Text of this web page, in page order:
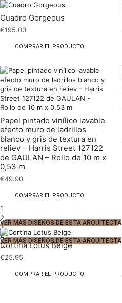
Cuadro Gorgeous
€195.00
COMPRAR EL PRODUCTO
Papel pintado vinílico lavable
efecto muro de ladrillos
blanco y gris de textura en
reliev – Harris Street 127122
de GAULAN – Rollo de 10 m x
0,53 m
€49.90
COMPRAR EL PRODUCTO
1
2
3
4
VER MÁS DISEÑOS DE ESTA ARQUITECTA
VER MÁS DISEÑOS DE ESTA ARQUITECTA
Cortina Lotus Beige
€25.95
COMPRAR EL PRODUCTO